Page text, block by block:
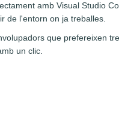
amb Visual Studio
de l'entorn on ja treballes.
que prefereixen
un clic.